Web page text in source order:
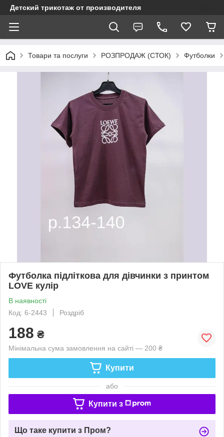
Детский трикотаж от производителя
Товари та послуги РОЗПРОДАЖ (СТОК) Футболки
Футболка підліткова для дівчинки з принтом
LOVE кулір
В наявності
Код: 6-2443
Роздріб
188 ₴
Мінімальна сума замовлення на сайті — 200 ₴
Купити
або
Купити з
Що таке купити з Пром?